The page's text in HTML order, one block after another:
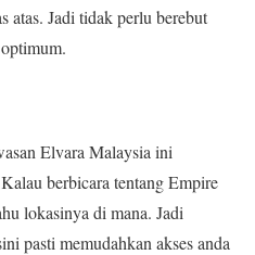
atas. Jadi tidak perlu berebut
Elvara Malaysia ini
berbicara tentang Empire
lokasinya di mana. Jadi
pasti memudahkan akses anda